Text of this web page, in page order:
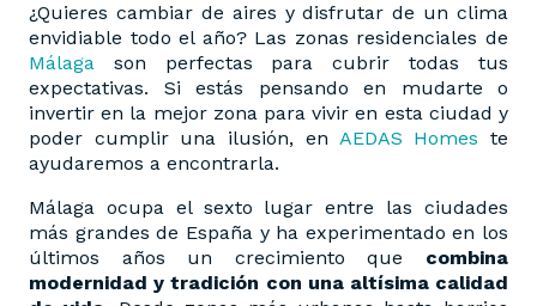
¿Quieres cambiar de aires y disfrutar de un clima
envidiable todo el año? Las zonas residenciales de
Málaga son perfectas para cubrir todas tus
expectativas. Si estás pensando en mudarte o
invertir en la mejor zona para vivir en esta ciudad y
poder cumplir una ilusión, en AEDAS Homes te
ayudaremos a encontrarla.
Málaga ocupa el sexto lugar entre las ciudades
más grandes de España y ha experimentado en los
últimos años un crecimiento que combina
modernidad y tradición con una altísima calidad